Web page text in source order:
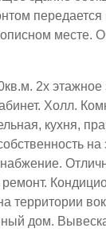
передается
месте.
2х этажное
Холл.
кухня,
территории
дом.